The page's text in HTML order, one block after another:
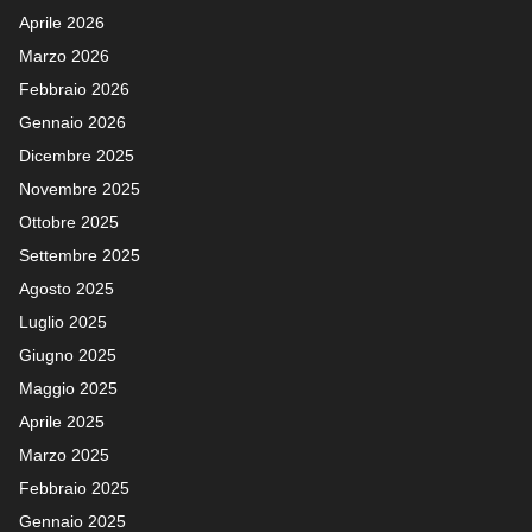
Aprile 2026
Marzo 2026
Febbraio 2026
Gennaio 2026
Dicembre 2025
Novembre 2025
Ottobre 2025
Settembre 2025
Agosto 2025
Luglio 2025
Giugno 2025
Maggio 2025
Aprile 2025
Marzo 2025
Febbraio 2025
Gennaio 2025